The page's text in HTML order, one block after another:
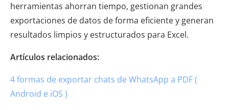
herramientas ahorran tiempo, gestionan grandes
exportaciones de datos de forma eficiente y generan
resultados limpios y estructurados para Excel.
Artículos relacionados:
4 formas de exportar chats de WhatsApp a PDF (
Android e iOS )